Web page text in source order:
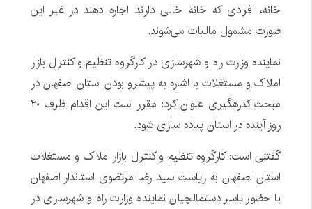
خانه، افرادی که خانه خالی دارند اجاره دهند در غیر این
صورت مشمول مالیات می‌شوند.
نماینده وزارت راه و شهرسازی در کارگروه تنظیم و کنترل بازار
املاک و مستغلات با اشاره به پیشرو بودن استان اصفهان در
مبحث کدرهگیری عنوان کرد: مقرر است این اقدام ظرف ۲۰
روز آینده در استان پیاده سازی شود.
گفتنی است: کارگروه تنظیم و کنترل بازار املاک و مستغلات
استان اصفهان به ریاست سید رضا مرتضوی استاندار اصفهان
با حضور یاسر دستمالچیان نماینده وزارت راه و شهرسازی در